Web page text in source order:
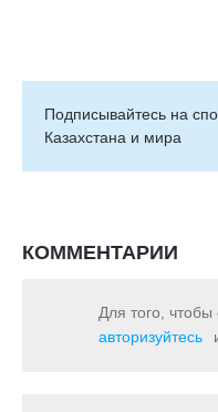
Подписывайтесь на
Казахстана и мира
КОММЕНТАРИИ
Для того, чтобы
авторизуйтесь